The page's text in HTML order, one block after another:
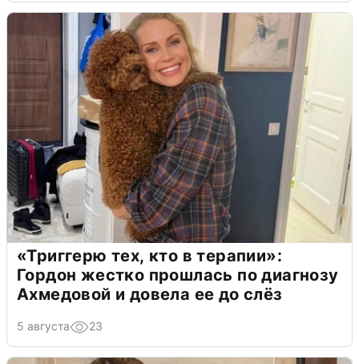
«Триггерю тех, кто в терапии»:
Гордон жестко прошлась по диагнозу
Ахмедовой и довела ее до слёз
5 августа 23